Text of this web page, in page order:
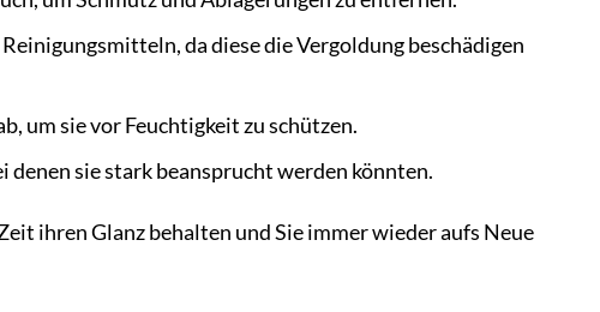
da diese die Vergoldung beschädigen
um sie vor Feuchtigkeit zu schützen.
sie stark beansprucht werden könnten.
ihren Glanz behalten und Sie immer wieder aufs Neue